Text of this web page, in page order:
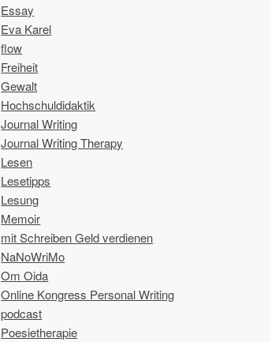
Essay
Eva Karel
flow
Freiheit
Gewalt
Hochschuldidaktik
Journal Writing
Journal Writing Therapy
Lesen
Lesetipps
Lesung
Memoir
mit Schreiben Geld verdienen
NaNoWriMo
Om Oida
Online Kongress Personal Writing
podcast
Poesietherapie